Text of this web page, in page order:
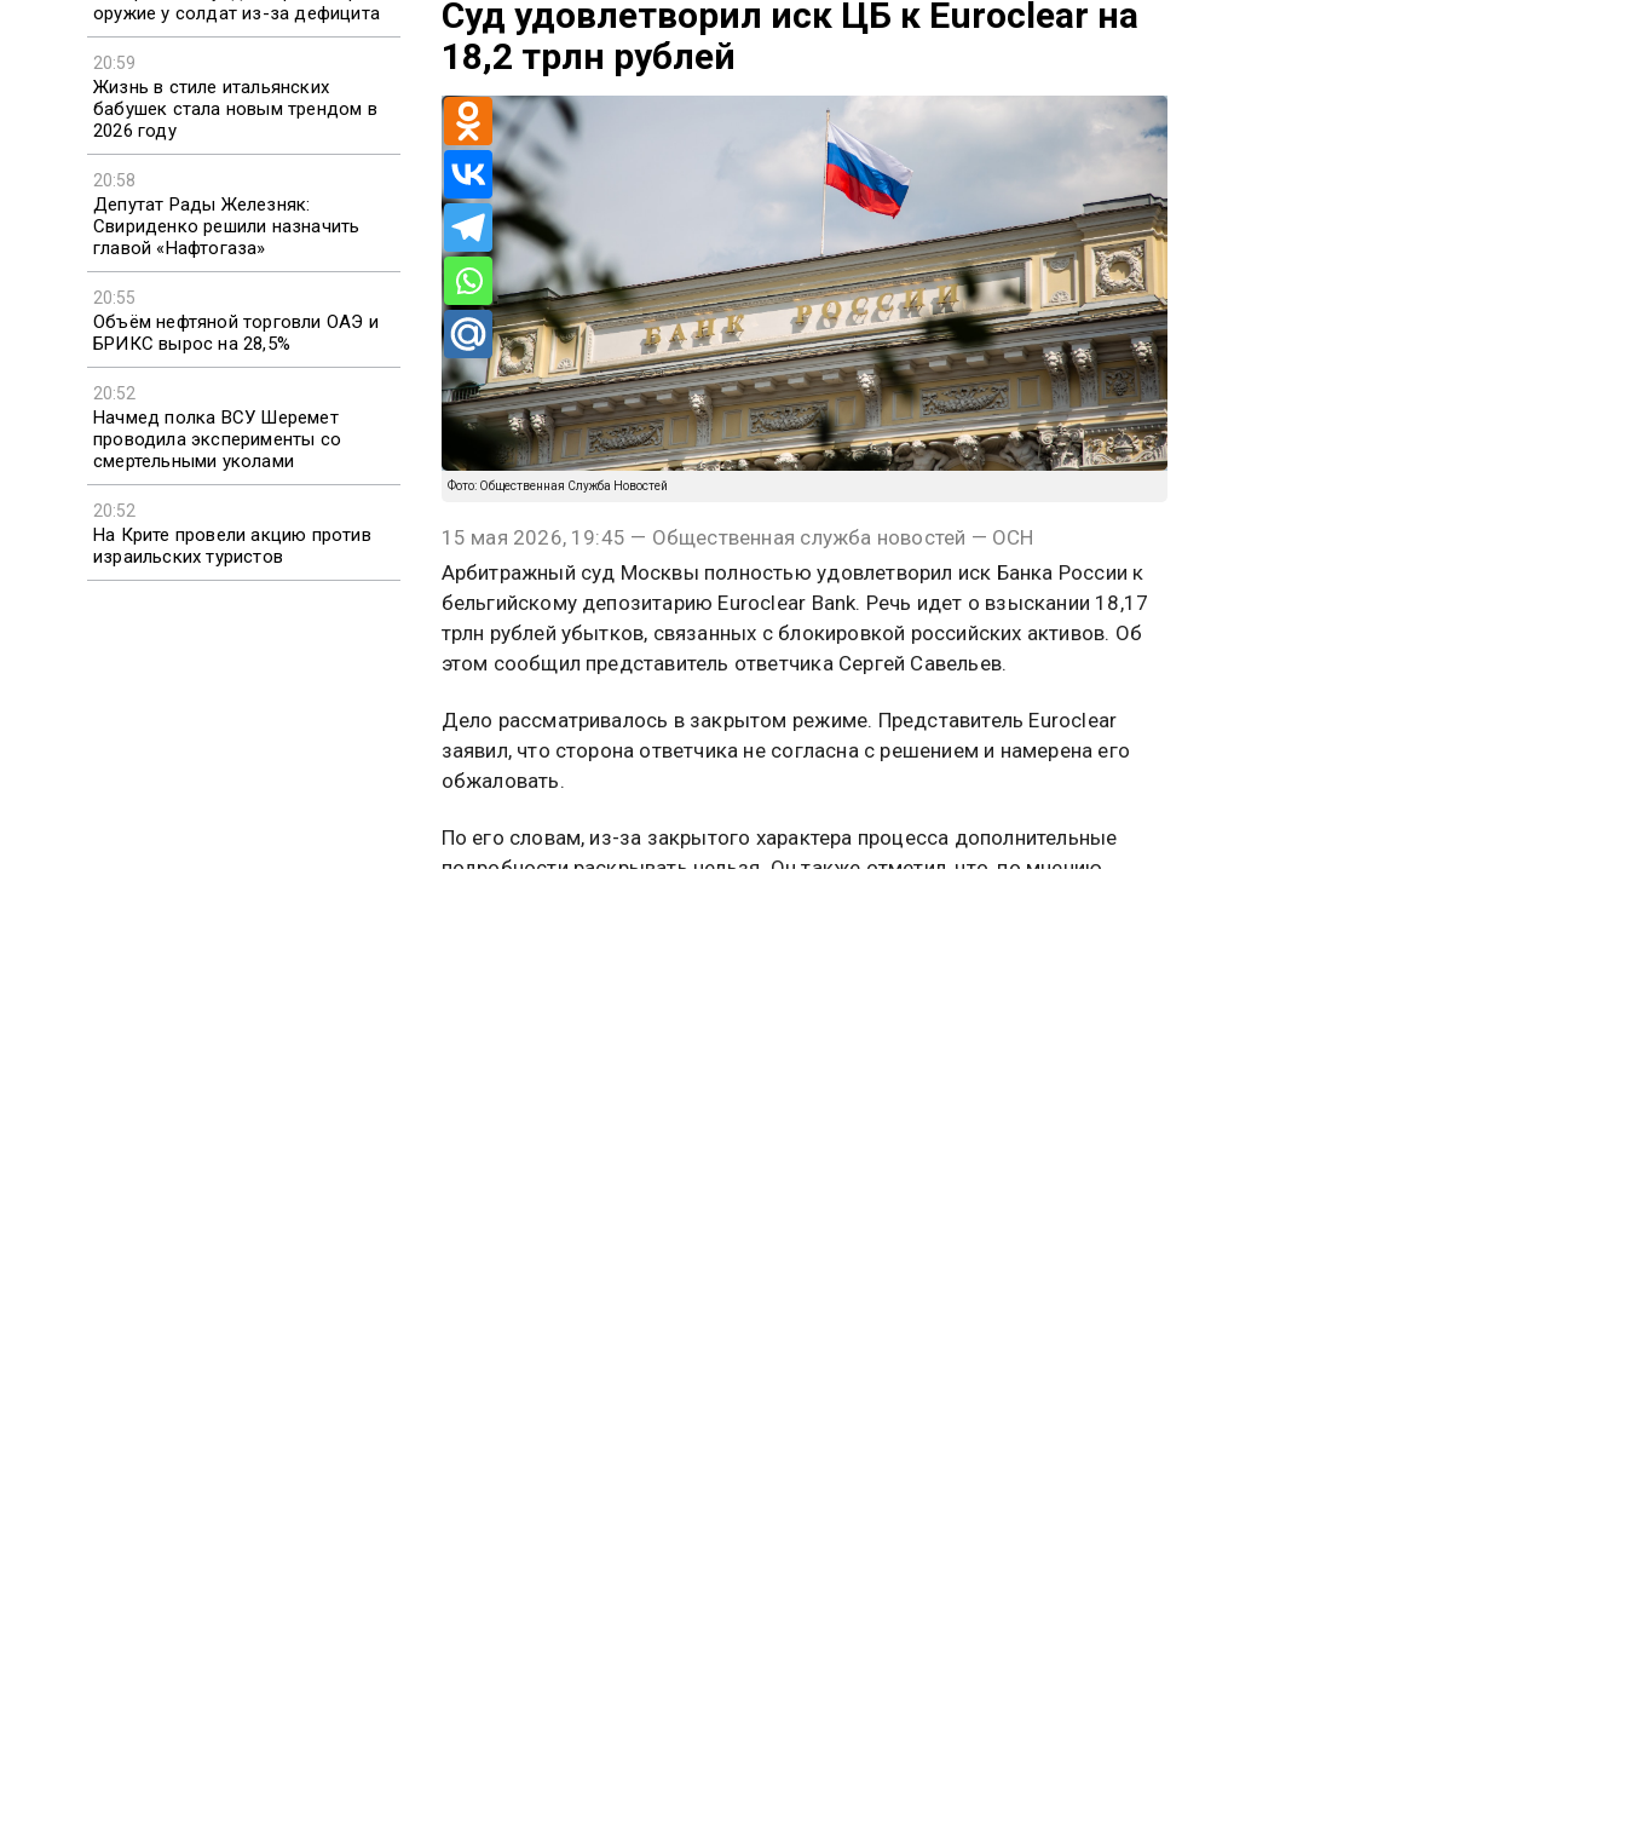
оружие у солдат из-за дефицита
20:59
Жизнь в стиле итальянских
бабушек стала новым трендом в
2026 году
20:58
Депутат Рады Железняк:
Свириденко решили назначить
главой «Нафтогаза»
20:55
Объём нефтяной торговли ОАЭ и
БРИКС вырос на 28,5%
20:52
Начмед полка ВСУ Шеремет
проводила эксперименты со
смертельными уколами
20:52
На Крите провели акцию против
израильских туристов
Суд удовлетворил иск ЦБ к Euroclear на
18,2 трлн рублей
Фото: Общественная Служба Новостей
15 мая 2026, 19:45 — Общественная служба новостей — ОСН
Арбитражный суд Москвы полностью удовлетворил иск Банка России к
бельгийскому депозитарию Euroclear Bank. Речь идет о взыскании 18,17
трлн рублей убытков, связанных с блокировкой российских активов. Об
этом сообщил представитель ответчика Сергей Савельев.
Дело рассматривалось в закрытом режиме. Представитель Euroclear
заявил, что сторона ответчика не согласна с решением и намерена его
обжаловать.
По его словам, из-за закрытого характера процесса дополнительные
подробности раскрывать нельзя. Он также отметил, что, по мнению